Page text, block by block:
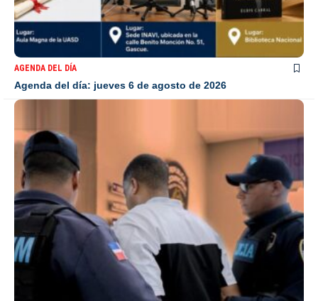
AGENDA DEL DÍA
Agenda del día: jueves 6 de agosto de 2026